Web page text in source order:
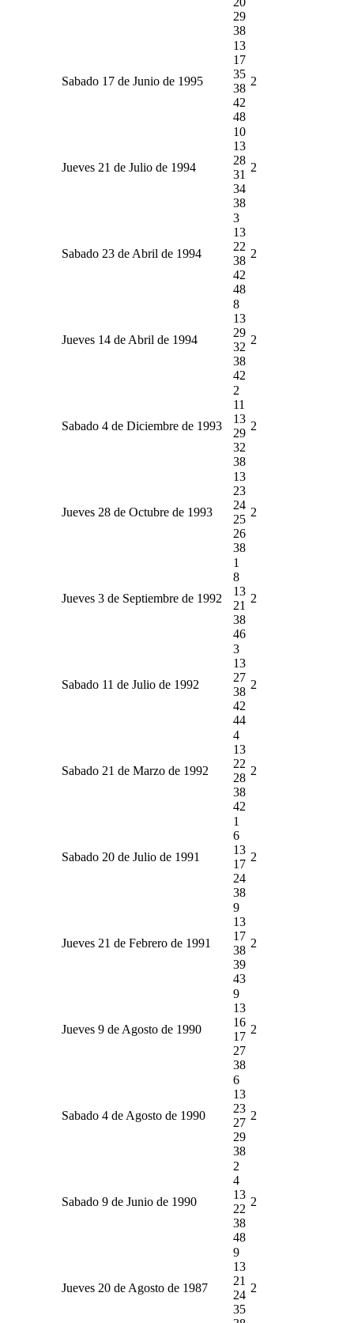
29
38
Sabado 17 de Junio de 1995
13
17
35
38
42
48
2
Jueves 21 de Julio de 1994
10
13
28
31
34
38
2
Sabado 23 de Abril de 1994
3
13
22
38
42
48
2
Jueves 14 de Abril de 1994
8
13
29
32
38
42
2
Sabado 4 de Diciembre de 1993
2
11
13
29
32
38
2
Jueves 28 de Octubre de 1993
13
23
24
25
26
38
2
Jueves 3 de Septiembre de 1992
1
8
13
21
38
46
2
Sabado 11 de Julio de 1992
3
13
27
38
42
44
2
Sabado 21 de Marzo de 1992
4
13
22
28
38
42
2
Sabado 20 de Julio de 1991
1
6
13
17
24
38
2
Jueves 21 de Febrero de 1991
9
13
17
38
39
43
2
Jueves 9 de Agosto de 1990
9
13
16
17
27
38
2
Sabado 4 de Agosto de 1990
6
13
23
27
29
38
2
Sabado 9 de Junio de 1990
2
4
13
22
38
48
2
Jueves 20 de Agosto de 1987
9
13
21
24
35
2